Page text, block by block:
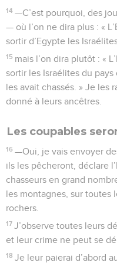
14 —C’est pourquoi, des
— où l’on ne dira plus : «
sortir d’Egypte les
15 mais l’on dira plutôt : «
sortir les Israélites du
les avait chassés. » Je les
donné à leurs ancêtres.
Les coupables
16 —Oui, je vais envoyer
ils les pêcheront, déclare
chasseurs en grand
les montagnes, sur toutes
rochers.
17 J’observe toutes leurs
et leur crime ne peut se
18 Je leur paierai d’abord